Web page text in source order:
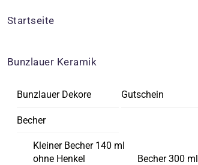
Startseite
Bunzlauer Keramik
Bunzlauer Dekore Gutschein
Becher
Kleiner Becher 140 ml
ohne Henkel
Becher 300 ml